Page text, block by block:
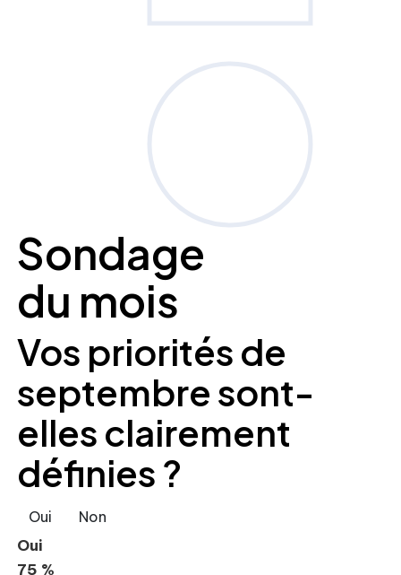
Sondage
du mois
Vos priorités de
septembre sont-
elles clairement
définies ?
Oui Non
Oui
75 %